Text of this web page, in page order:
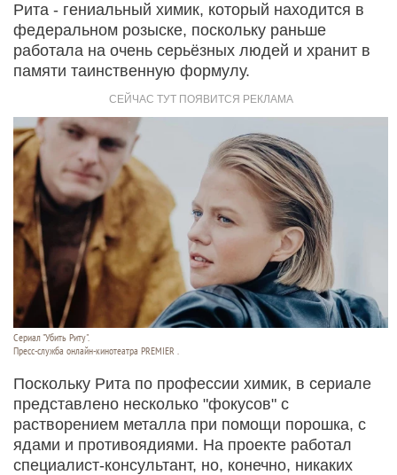
Рита - гениальный химик, который находится в
федеральном розыске, поскольку раньше
работала на очень серьёзных людей и хранит в
памяти таинственную формулу.
Сериал "Убить Риту".
Пресс-служба онлайн-кинотеатра PREMIER .
Поскольку Рита по профессии химик, в сериале
представлено несколько "фокусов" с
растворением металла при помощи порошка, с
ядами и противоядиями. На проекте работал
специалист-консультант, но, конечно, никаких